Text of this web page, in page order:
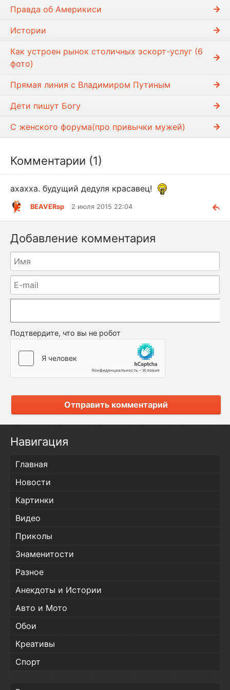
Правда об Америкиси
Истории
Как устроен рынок столичных эскорт-услуг (6
фото)
Прямая линия с Владимиром Путиным
Дети пишyт Богy
С женского форума(про привычки мужей)
Комментарии (1)
ахахха. будущий дедуля красавец!
BEAVERsp 2 июля 2015 22:04
Добавление комментария
Подтвердите, что вы не робот
Отправить комментарий
Навигация
Главная
Новости
Картинки
Видео
Приколы
Знаменитости
Разное
Анекдоты и Истории
Авто и Мото
Обои
Креативы
Спорт